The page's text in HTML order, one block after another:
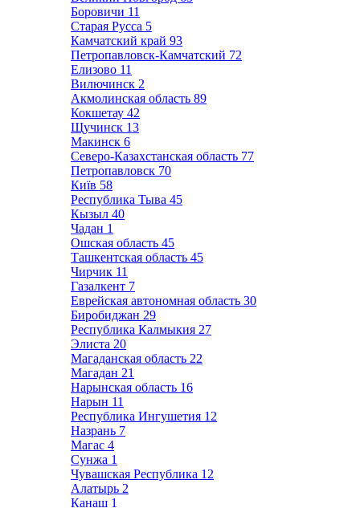
Боровичи 11
Старая Русса 5
Камчатский край 93
Петропавловск-Камчатский 72
Елизово 11
Вилючинск 2
Акмолинская область 89
Кокшетау 42
Щучинск 13
Макинск 6
Северо-Казахстанская область 77
Петропавловск 70
Київ 58
Республика Тыва 45
Кызыл 40
Чадан 1
Ошская область 45
Ташкентская область 45
Чирчик 11
Газалкент 7
Еврейская автономная область 30
Биробиджан 29
Республика Калмыкия 27
Элиста 20
Магаданская область 22
Магадан 21
Нарынская область 16
Нарын 11
Республика Ингушетия 12
Назрань 7
Магас 4
Сунжа 1
Чувашская Республика 12
Алатырь 2
Канаш 1